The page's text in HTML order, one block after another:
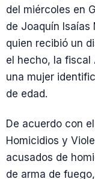
del miércoles en
de Joaquín Isaías
quien recibió un
el hecho, la fiscal
una mujer
de edad.
De acuerdo con
Homicidios y
acusados de
de arma de